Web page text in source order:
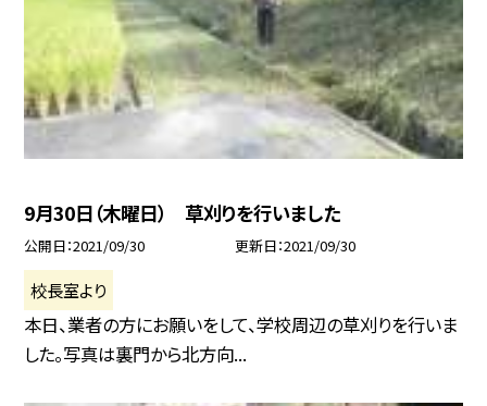
9月30日（木曜日） 草刈りを行いました
公開日 2021/09/30 更新日 2021/09/30
校長室より
本日、業者の方にお願いをして、学校周辺の草刈りを行いま
した。写真は裏門から北方向...